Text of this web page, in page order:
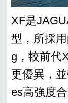
XF是
型，所採
g，較前代
更優異，
es高強度